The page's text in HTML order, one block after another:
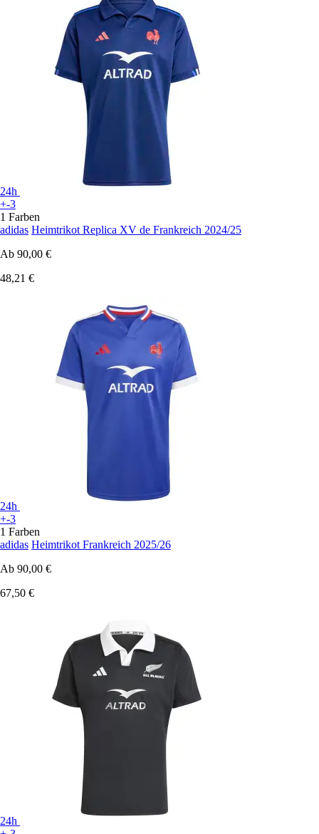
24h
+-3
1 Farben
adidas Heimtrikot Replica XV de Frankreich 2024/25
Ab 90,00 €
48,21 €
24h
+-3
1 Farben
adidas Heimtrikot Frankreich 2025/26
Ab 90,00 €
67,50 €
24h